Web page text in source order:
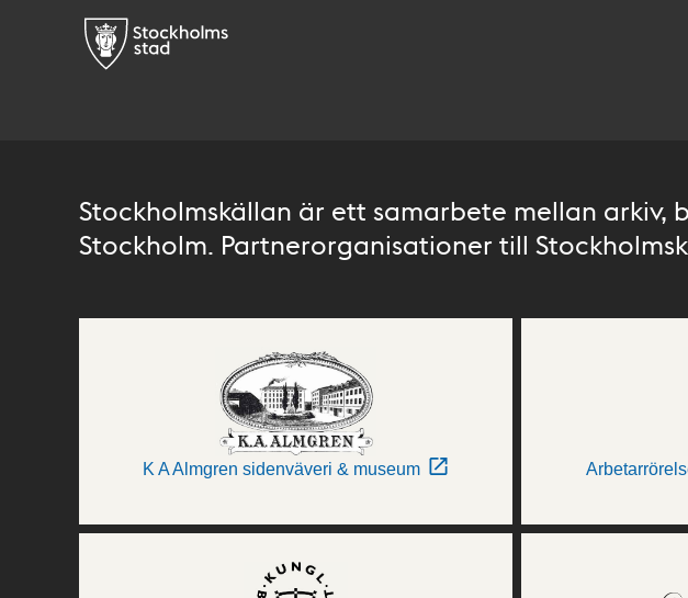
Stockholmskällan är ett samarbete mellan arkiv,
Stockholm. Partnerorganisationer till
K A Almgren sidenväveri & museum